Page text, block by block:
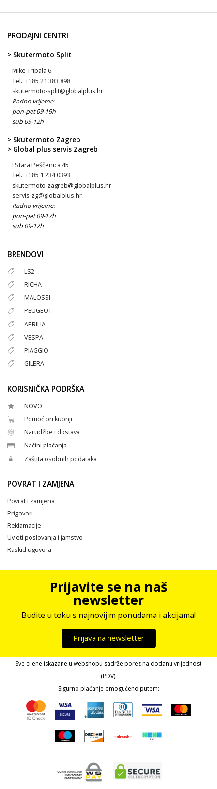
PRODAJNI CENTRI
> Skutermoto Split
Mike Tripala 6
Tel.: +385 21 383 898
skutermoto-split@globalplus.hr
Radno vrijeme:
pon-pet 09-19h
sub 09-12h
> Skutermoto Zagreb
> Global plus servis Zagreb
I Stara Peščenica 45
Tel.: +385 1 234 0393
skutermoto-zagreb@globalplus.hr
servis-zg@globalplus.hr
Radno vrijeme:
pon-pet 09-17h
sub 09-12h
BRENDOVI
LS2
RICHA
MALOSSI
PEUGEOT
APRILIA
VESPA
PIAGGIO
GILERA
KORISNIČKA PODRŠKA
NOVO
Pomoć pri kupnji
Narudžbe i dostava
Načini plaćanja
Zaštita osobnih podataka
POVRAT I ZAMJENA
Povrat i zamjena
Prigovori
Reklamacije
Uvjeti poslovanja i jamstvo
Raskid ugovora
Prijavite se na naš
newsletter
Budite u toku s najnovijim ponudama i akcijama!
Prijava na newsletter
Sve cijene iskazane u webshopu sadrže porez na dodanu vrijednost
(PDV).
Sigurno plaćanje omogućeno putem: